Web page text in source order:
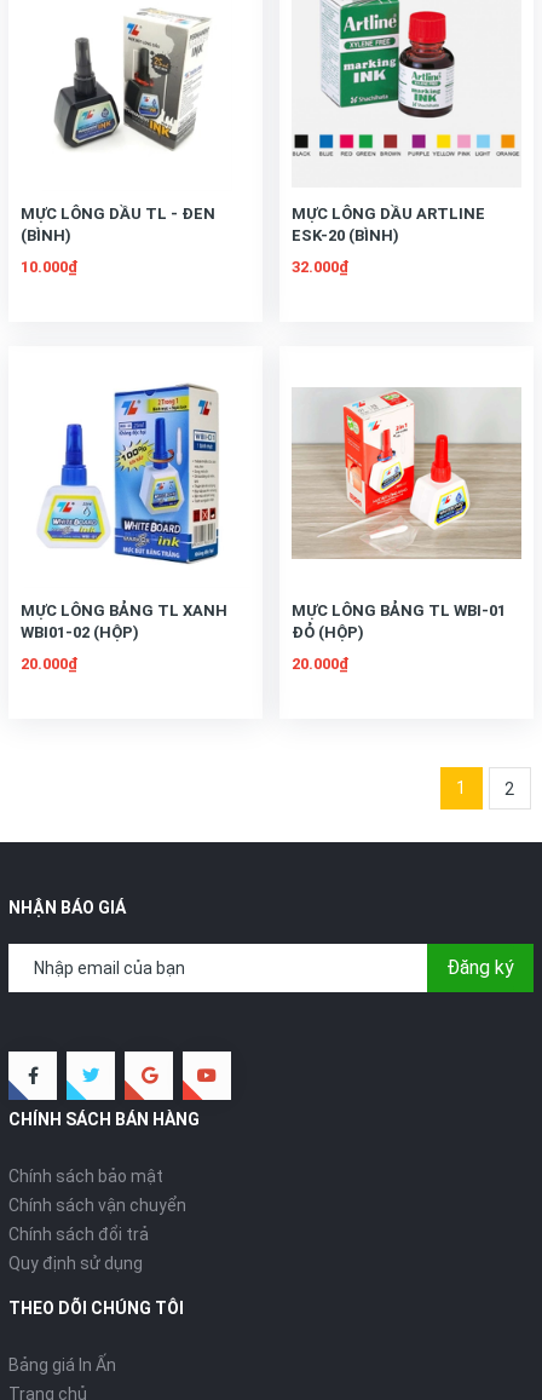
MỰC LÔNG DẦU TL - ĐEN
(BÌNH)
10.000₫
MỰC LÔNG DẦU ARTLINE
ESK-20 (BÌNH)
32.000₫
MỰC LÔNG BẢNG TL XANH
WBI01-02 (HỘP)
20.000₫
MỰC LÔNG BẢNG TL WBI-01
ĐỎ (HỘP)
20.000₫
1 2
NHẬN BÁO GIÁ
Đăng ký
CHÍNH SÁCH BÁN HÀNG
Chính sách bảo mật
Chính sách vận chuyển
Chính sách đổi trả
Quy định sử dụng
THEO DÕI CHÚNG TÔI
Bảng giá In Ấn
Trang chủ